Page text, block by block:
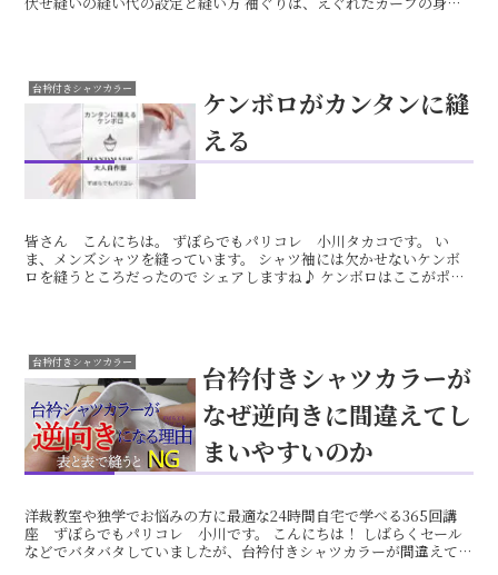
台衿付きシャツカラー
ケンボロがカンタンに縫
える
皆さん こんにちは。 ずぼらでもパリコレ 小川タカコです。 い
ま、メンズシャツを縫っています。 シャツ袖には欠かせないケンボ
ロを縫うところだったので シェアしますね♪ ケンボロはここがポイ
台衿付きシャツカラー
台衿付きシャツカラーが
なぜ逆向きに間違えてし
まいやすいのか
洋裁教室や独学でお悩みの方に最適な24時間自宅で学べる365回講
座 ずぼらでもパリコレ 小川です。 こんにちは！ しばらくセール
などでバタバタしていましたが、台衿付きシャツカラーが間違えてし